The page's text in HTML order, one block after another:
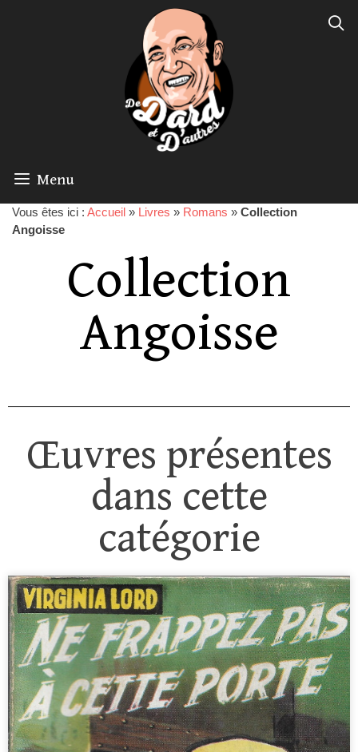
Menu
Vous êtes ici : Accueil » Livres » Romans » Collection
Angoisse
Collection
Angoisse
Œuvres présentes
dans cette
catégorie